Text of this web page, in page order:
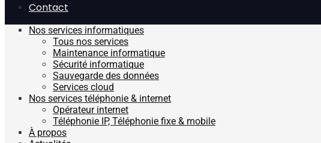
Contact
Nos services informatiques
Tous nos services
Maintenance informatique
Sécurité informatique
Sauvegarde des données
Services cloud
Nos services téléphonie & internet
Opérateur internet
Téléphonie IP, Téléphonie fixe & mobile
À propos